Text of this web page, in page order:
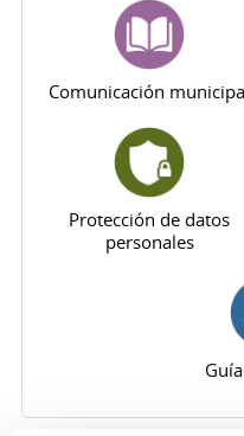
Comunicación
Protección de datos
personales